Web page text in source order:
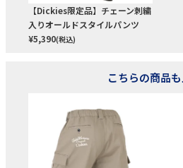
【Dickies限定品】チェーン刺繍
入りオールドスタイルパンツ
¥5,390(税込)
こちらの商品